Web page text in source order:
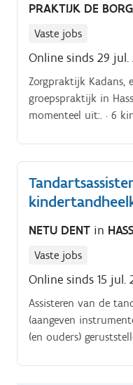
PRAKTIJK DE
Vaste jobs
Online sinds 29 jul.
Zorgpraktijk Kadans,
groepspraktijk in
momenteel uit:. · 6
NETU DENT in
Vaste jobs
Online sinds 15 jul.
Assisteren van de
(aangeven
(en ouders)